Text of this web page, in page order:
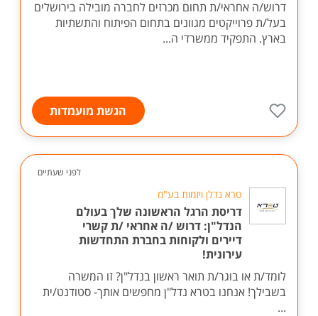
דרוש/ה אחראי/ת תחום מכרזים לחברה מובילה בירושלים
בעל/ת פרוייקטים מגוונים בתחום הפיתוח והתשתיות
בארץ. התפקיד ממשרדי ה...
הגשת מועמדות
לפני שעתיים
טרא נדלן ויזמות בע"מ
דריסת הרגל הראשונה שלך בעולם
הנדל"ן: דרוש /ה אחראי /ת קשרי
דיירים ולקוחות בחברת התחדשות
עירונית!
לומד/ת או בוגר/ת תואר ראשון בנדל"ן? זו המשרה
בשבילך! אנחנו בטרא נדל"ן מחפשים אותך- סטודנט/ית
...